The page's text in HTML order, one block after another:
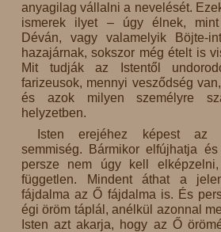
anyagilag vállalni a nevelését.
ismerek ilyet – úgy élnek, mint
Déván, vagy valamelyik Böjte-
hazajárnak, sokszor még ételt is
Mit tudják az Istentől
farizeusok, mennyi vesződség
és azok milyen személyre
helyzetben.
Isten erejéhez képest az
semmiség. Bármikor elfújhatja
persze nem úgy kell
független. Mindent áthat a
fájdalma az Ő fájdalma is. És
égi öröm táplál, anélkül azonnal
Isten azt akarja, hogy az Ő